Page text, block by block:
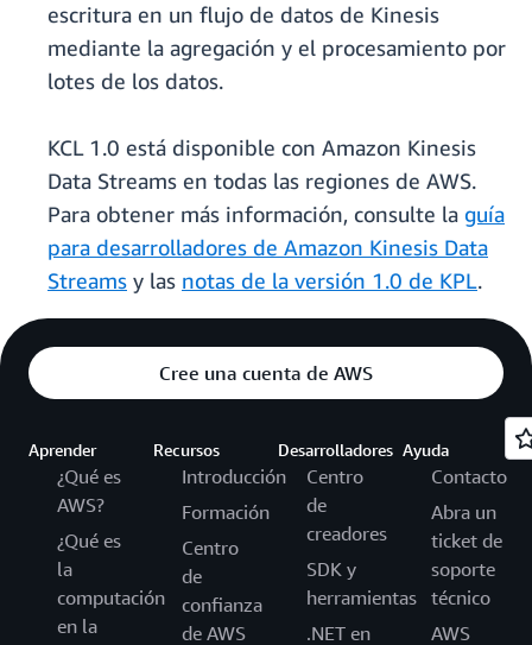
escritura en un flujo de datos de Kinesis
mediante la agregación y el procesamiento por
lotes de los datos.
KCL 1.0 está disponible con Amazon Kinesis
Data Streams en todas las regiones de AWS.
Para obtener más información, consulte la guía
para desarrolladores de Amazon Kinesis Data
Streams y las notas de la versión 1.0 de KPL.
Cree una cuenta de AWS
Aprender
¿Qué es
AWS?
¿Qué es
la
computación
en la
Recursos
Introducción
Formación
Centro
de
confianza
de AWS
Desarrolladores
Centro
de
creadores
SDK y
herramientas
.NET en
Ayuda
Contacto
Abra un
ticket de
soporte
técnico
AWS